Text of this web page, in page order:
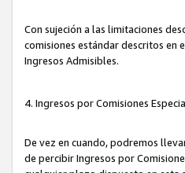
Con sujeción a las limitaciones
comisiones estándar descritos en
Ingresos Admisibles.
4. Ingresos por Comisiones
De vez en cuando, podremos
de percibir Ingresos por